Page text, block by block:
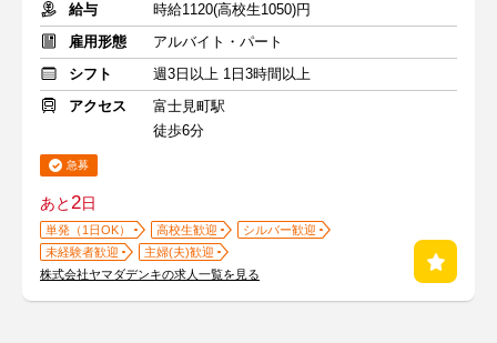
給与
時給1120(高校生1050)円
雇用形態
アルバイト・パート
シフト
週3日以上 1日3時間以上
アクセス
富士見町駅
徒歩6分
急募
あと2日
単発（1日OK） 高校生歓迎
シルバー歓迎
未経験者歓迎
主婦(夫)歓迎
株式会社ヤマダデンキの求人一覧を見る